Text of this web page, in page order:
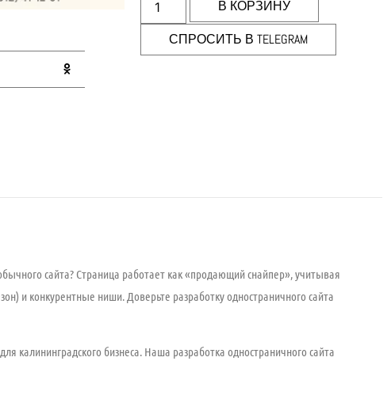
В КОРЗИНУ
СПРОСИТЬ В TELEGRAM
сайта? Страница работает как «продающий снайпер», учитывая
и конкурентные ниши. Доверьте разработку одностраничного сайта
калининградского бизнеса. Наша разработка одностраничного сайта